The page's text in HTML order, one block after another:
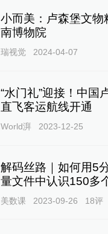
小而美：卢森堡文物
南博物院
瑞视觉 2024-04-07
“水门礼”迎接！中国
直飞客运航线开通
World湃 2023-12-25
解码丝路｜如何用5
量文件中认识150多
美数课 2023-09-26 18评